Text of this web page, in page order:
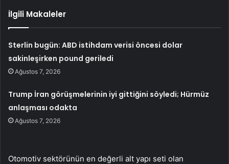
İlgili Makaleler
Sterlin bugün: ABD istihdam verisi öncesi dolar
sakinleşirken pound geriledi
Ağustos 7, 2026
Trump İran görüşmelerinin iyi gittiğini söyledi; Hürmüz
anlaşması odakta
Ağustos 7, 2026
Otomotiv sektörünün en değerli alt yapı seti olan